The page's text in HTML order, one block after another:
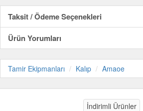
Taksit / Ödeme Seçenekleri
Ürün Yorumları
Tamir Ekipmanları Kalıp Amaoe
İndirimli Ürünler